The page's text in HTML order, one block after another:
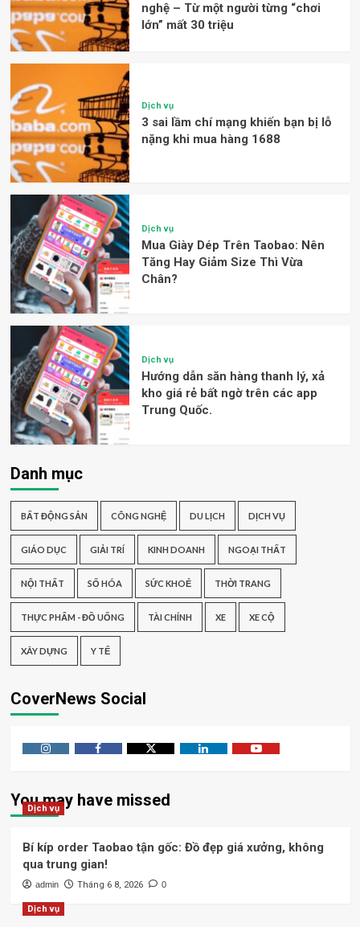
nghệ – Từ một người từng “chơi
lớn” mất 30 triệu
Dịch vụ
3 sai lầm chí mạng khiến bạn bị lỗ
nặng khi mua hàng 1688
Dịch vụ
Mua Giày Dép Trên Taobao: Nên
Tăng Hay Giảm Size Thì Vừa
Chân?
Dịch vụ
Hướng dẫn săn hàng thanh lý, xả
kho giá rẻ bất ngờ trên các app
Trung Quốc.
Danh mục
BẤT ĐỘNG SẢN CÔNG NGHỆ DU LỊCH DỊCH VỤ
GIÁO DỤC GIẢI TRÍ KINH DOANH NGOẠI THẤT
NỘI THẤT SỐ HÓA SỨC KHOẺ THỜI TRANG
THỰC PHẨM - ĐỒ UỐNG TÀI CHÍNH XE XE CỘ
XÂY DỰNG Y TẾ
CoverNews Social
You may have missed
Dịch vụ
Bí kíp order Taobao tận gốc: Đồ đẹp giá xưởng, không
qua trung gian!
admin Tháng 6 8, 2026 0
Dịch vụ